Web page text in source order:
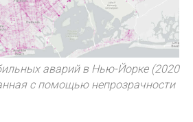
аварий в Нью-Йорке (2020
с помощью непрозрачности